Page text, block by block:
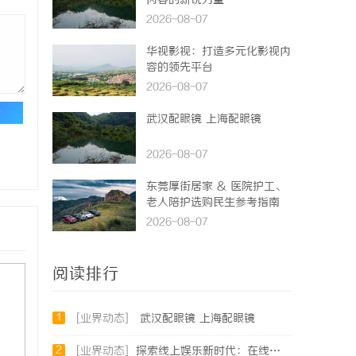
2026-08-07
华视影视：打造多元化影视内
容的领先平台
2026-08-07
武汉配眼镜 上海配眼镜
2026-08-07
东莞厚街居家 & 医院护工、
老人陪护选购民生参考指南
2026-08-07
阅读排行
1 [业界动态] 武汉配眼镜 上海配眼镜
2 [业界动态] 探索线上娱乐新时代：在线影院平台的魅力与未来发展趋势